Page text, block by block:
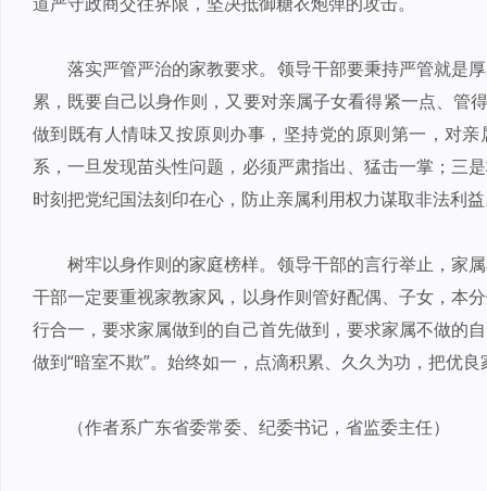
落实严管严治的家教要求。领导干部要秉持严管就是
累，既要自己以身作则，又要对亲属子女看得紧一点、管
做到既有人情味又按原则办事，坚持党的原则第一，对
系，一旦发现苗头性问题，必须严肃指出、猛击一掌；三
时刻把党纪国法刻印在心，防止亲属利用权力谋取非法利
树牢以身作则的家庭榜样。领导干部的言行举止，家
干部一定要重视家教家风，以身作则管好配偶、子女，本
行合一，要求家属做到的自己首先做到，要求家属不做的
做到“暗室不欺”。始终如一，点滴积累、久久为功，把优
（作者系广东省委常委、纪委书记，省监委主任）